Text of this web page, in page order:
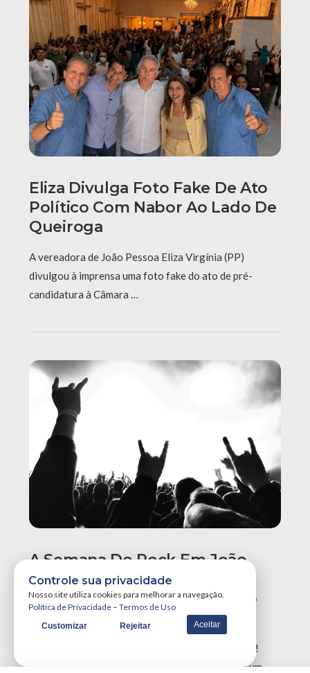
Eliza Divulga Foto Fake De Ato
Político Com Nabor Ao Lado De
Queiroga
A vereadora de João Pessoa Eliza Virgínia (PP)
divulgou à imprensa uma foto fake do ato de pré-
candidatura à Câmara …
A Semana Do Rock Em João
Pessoa Promete Um Dos
Maiores Finais De Semana Do
Ano!
A Semana do Rock em João Pessoa tá destruidora!
Simplesmente teremos três grandes eventos em um
Controle sua privacidade
Nosso site utiliza cookies para melhorar a navegação.
Política de Privacidade – Termos de Uso
Customizar Rejeitar Aceitar